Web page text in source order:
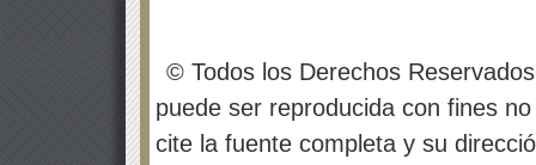
© Todos los Derechos
puede ser reproducida con fines
cite la fuente completa y su